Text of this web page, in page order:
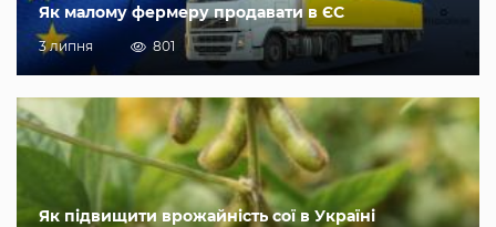
Як малому фермеру продавати в ЄС
3 липня 801
Як підвищити врожайність сої в Україні